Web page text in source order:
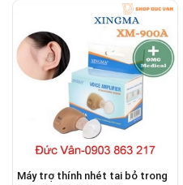
Máy trợ thính nhét tai bỏ trong